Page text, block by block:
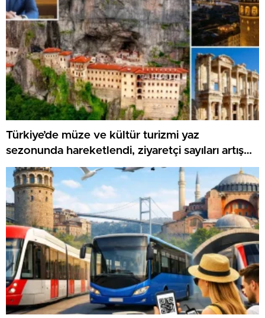
Türkiye’de müze ve kültür turizmi yaz
sezonunda hareketlendi, ziyaretçi sayıları artış
gösteriyor